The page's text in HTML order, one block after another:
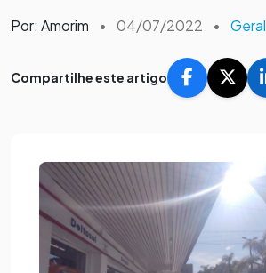
Por: Amorim • 04/07/2022 • Geral
Compartilhe este artigo